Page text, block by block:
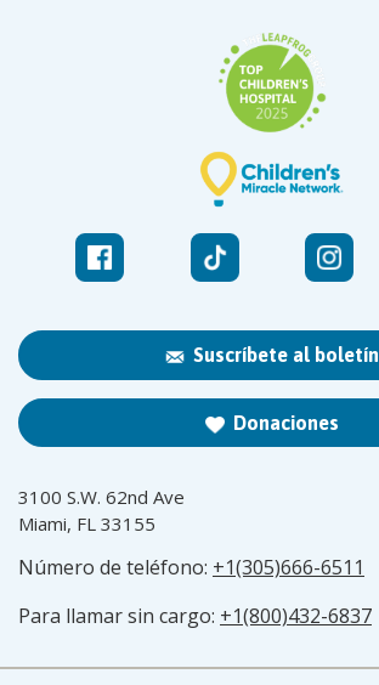
Suscríbete al boletín
Donaciones
3100 S.W. 62nd Ave
Miami, FL 33155
Número de teléfono: +1(305)666-6511
Para llamar sin cargo: +1(800)432-6837